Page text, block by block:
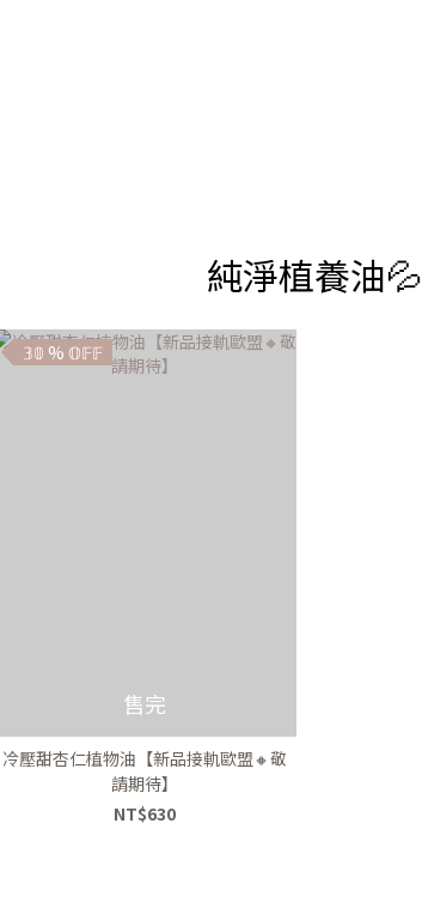
純淨植養油💦
𝟛𝟘 % 𝕆𝔽𝔽
售完
冷壓甜杏仁植物油【新品接軌歐盟🔸️敬
請期待】
NT$630